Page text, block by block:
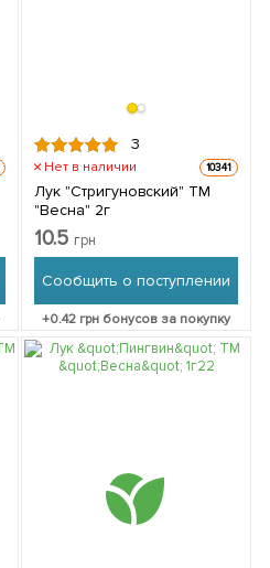
3
Нет в наличии 10341
Лук "Стригуновский" ТМ
"Весна" 2г
10.5 грн
Сообщить о поступлении
+0.42 грн бонусов за покупку